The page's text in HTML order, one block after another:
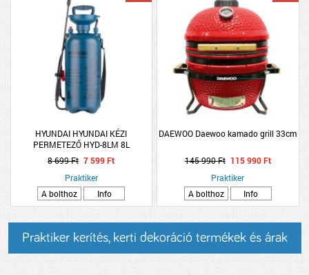
HYUNDAI HYUNDAI KÉZI
PERMETEZŐ HYD-8LM 8L
8 699 Ft 7 599 Ft
Praktiker
A bolthoz
Info
DAEWOO Daewoo kamado grill 33cm
145 990 Ft 115 990 Ft
Praktiker
A bolthoz
Info
Praktiker kerítés, kerti dekoráció termékek és árak